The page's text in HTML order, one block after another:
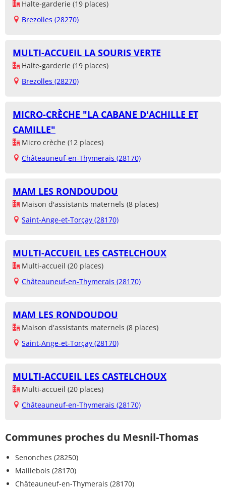
Halte-garderie (19 places)
Brezolles (28270)
MULTI-ACCUEIL LA SOURIS VERTE
Halte-garderie (19 places)
Brezolles (28270)
MICRO-CRÈCHE "LA CABANE D'ACHILLE ET
CAMILLE"
Micro crèche (12 places)
Châteauneuf-en-Thymerais (28170)
MAM LES RONDOUDOU
Maison d'assistants maternels (8 places)
Saint-Ange-et-Torçay (28170)
MULTI-ACCUEIL LES CASTELCHOUX
Multi-accueil (20 places)
Châteauneuf-en-Thymerais (28170)
MAM LES RONDOUDOU
Maison d'assistants maternels (8 places)
Saint-Ange-et-Torçay (28170)
MULTI-ACCUEIL LES CASTELCHOUX
Multi-accueil (20 places)
Châteauneuf-en-Thymerais (28170)
Communes proches du Mesnil-Thomas
Senonches (28250)
Maillebois (28170)
Châteauneuf-en-Thymerais (28170)